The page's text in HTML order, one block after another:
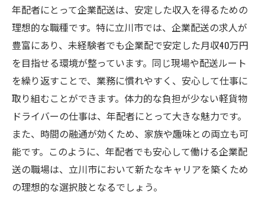
年配者にとって企業配送は、安定した収入を得るための
理想的な職種です。特に立川市では、企業配送の求人が
豊富にあり、未経験者でも企業配で安定した月収40万円
を目指せる環境が整っています。同じ現場や配送ルート
を繰り返すことで、業務に慣れやすく、安心して仕事に
取り組むことができます。体力的な負担が少ない軽貨物
ドライバーの仕事は、年配者にとって大きな魅力です。
また、時間の融通が効くため、家族や趣味との両立も可
能です。このように、年配者でも安心して働ける企業配
送の職場は、立川市において新たなキャリアを築くため
の理想的な選択肢となるでしょう。